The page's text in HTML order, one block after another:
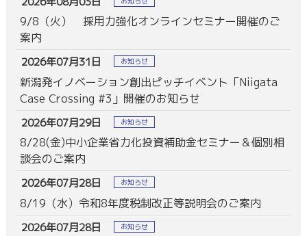
9/8（火） 採用力強化オンラインセミナー開催のご
案内
2026年07月31日 お知らせ
新潟発イノベーション創出ピッチイベント「Niigata
Case Crossing #3」開催のお知らせ
2026年07月29日 お知らせ
8/28(金)中小企業省力化投資補助金セミナー＆個別相
談会のご案内
2026年07月28日 お知らせ
8/19（水）令和8年度税制改正等説明会のご案内
2026年07月28日 お知らせ